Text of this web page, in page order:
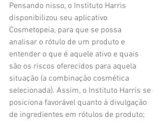
Pensando nisso, o Instituto Harris
disponibilizou seu aplicativo
Cosmetopeia, para que se possa
analisar o rótulo de um produto e
entender o que é aquele ativo e quais
são os riscos oferecidos para aquela
situação (a combinação cosmética
selecionada). Assim, o Instituto Harris se
posiciona favorável quanto à divulgação
de ingredientes em rótulos de produto;